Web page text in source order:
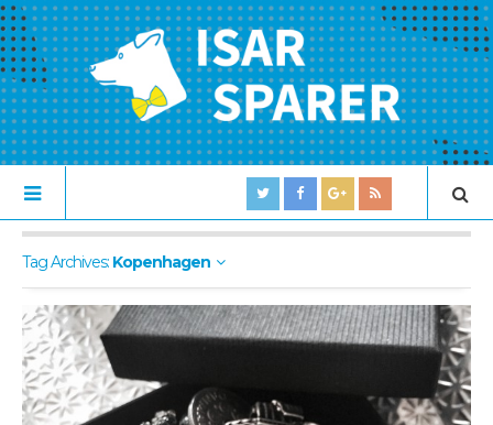
Tag Archives: Kopenhagen